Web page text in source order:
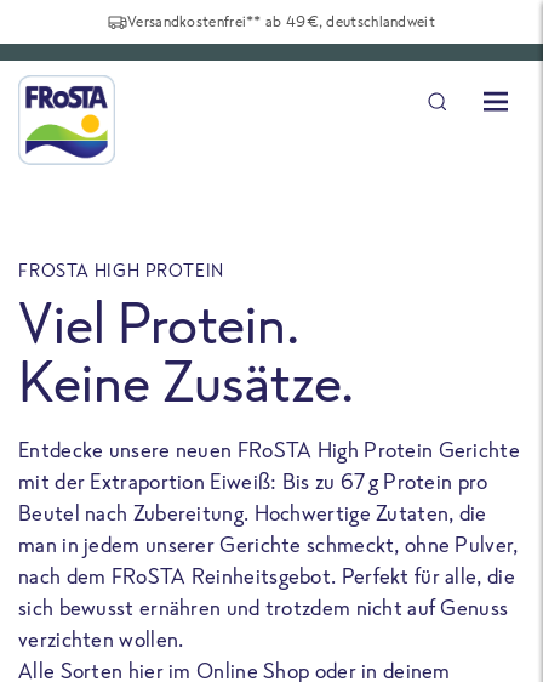
Versandkostenfrei** ab 49€, deutschlandweit
FROSTA HIGH PROTEIN
Viel Protein.
Keine Zusätze.
Entdecke unsere neuen FRoSTA High Protein Gerichte
mit der Extraportion Eiweiß: Bis zu 67 g Protein pro
Beutel nach Zubereitung. Hochwertige Zutaten, die
man in jedem unserer Gerichte schmeckt, ohne Pulver,
nach dem FRoSTA Reinheitsgebot. Perfekt für alle, die
sich bewusst ernähren und trotzdem nicht auf Genuss
verzichten wollen.
Alle Sorten hier im Online Shop oder in deinem